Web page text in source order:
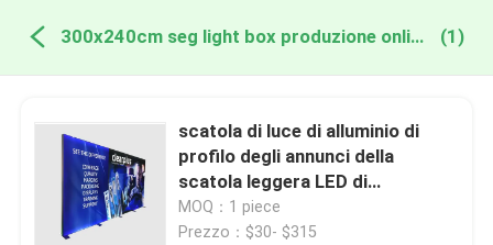
300x240cm seg light box produzione online (1)
scatola di luce di alluminio di
profilo degli annunci della
scatola leggera LED di
85x200cm 300x240cm SEG
MOQ：1 piece
Prezzo：$30- $315